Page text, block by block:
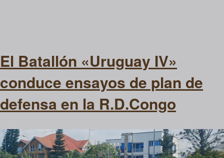
El Batallón «Uruguay IV»
conduce ensayos de plan de
defensa en la R.D.Congo